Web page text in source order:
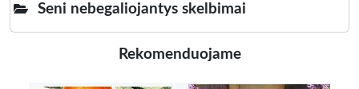
Seni nebegaliojantys skelbimai
Rekomenduojame